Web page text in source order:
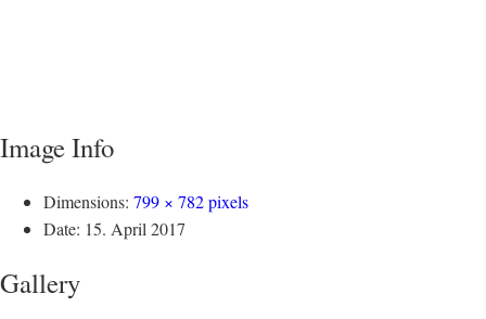
Image Info
Dimensions: 799 × 782 pixels
Date: 15. April 2017
Gallery